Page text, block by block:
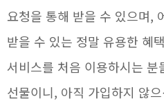
요청을 통해 받을 수 있으며,
받을 수 있는 정말 유용한 혜
서비스를 처음 이용하시는 분
선물이니, 아직 가입하지 않